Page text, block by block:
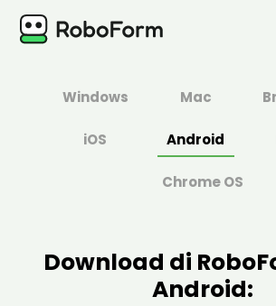
SCARICA
Windows Mac
iOS Android
Chrome OS
Download di
Android: